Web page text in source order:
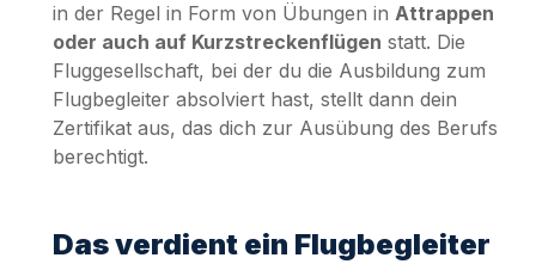
in der Regel in Form von Übungen in Attrappen
oder auch auf Kurzstreckenflügen statt. Die
Fluggesellschaft, bei der du die Ausbildung zum
Flugbegleiter absolviert hast, stellt dann dein
Zertifikat aus, das dich zur Ausübung des Berufs
berechtigt.
Das verdient ein Flugbegleiter